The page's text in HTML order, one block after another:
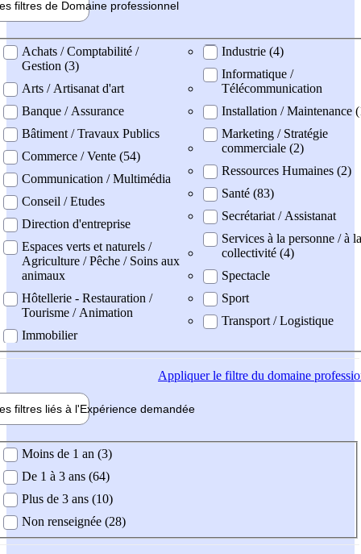
filtres de Domaine professionnel
professionel
Achats / Comptabilité /
Gestion (3)
Arts / Artisanat d'art
Banque / Assurance
Bâtiment / Travaux Publics
Commerce / Vente (54)
Communication / Multimédia
Conseil / Etudes
Direction d'entreprise
Espaces verts et naturels /
Agriculture / Pêche / Soins aux
animaux
Hôtellerie - Restauration /
Tourisme / Animation
Immobilier
Industrie (4)
Informatique /
Télécommunication
Installation / Maintenance
Marketing / Stratégie
commerciale (2)
Ressources Humaines (2)
Santé (83)
Secrétariat / Assistanat
Services à la personne / à la
collectivité (4)
Spectacle
Sport
Transport / Logistique
Appliquerle filtre du domaine
filtres liés à l'Expérience demandée
demandée
Moins de 1 an (3)
De 1 à 3 ans (64)
Plus de 3 ans (10)
Non renseignée (28)